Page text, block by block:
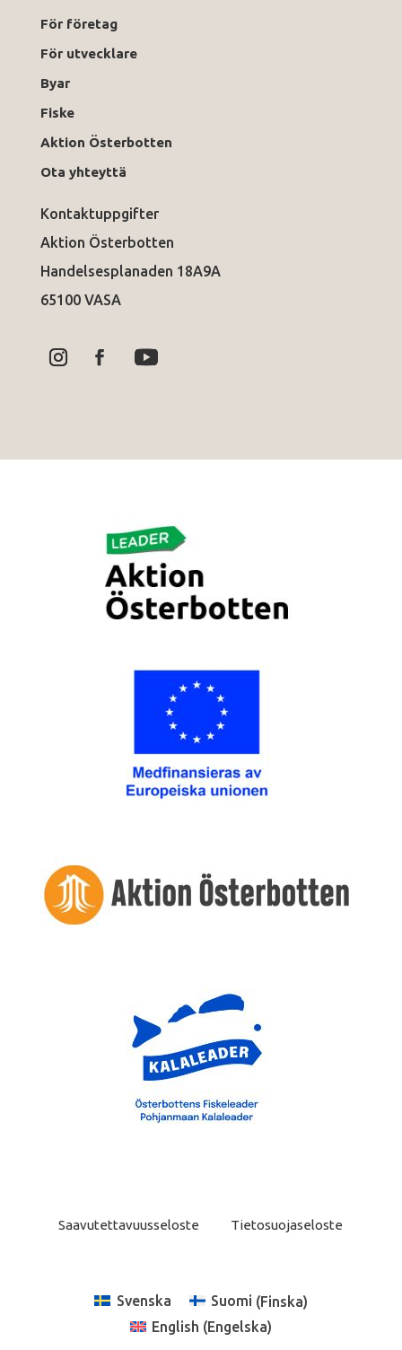
För företag
För utvecklare
Byar
Fiske
Aktion Österbotten
Ota yhteyttä
Kontaktuppgifter
Aktion Österbotten
Handelsesplanaden 18A9A
65100 VASA
Saavutettavuusseloste Tietosuojaseloste
Svenska Suomi (Finska)
English (Engelska)